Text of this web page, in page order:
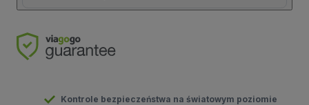
Kontrole bezpieczeństwa na światowym poziomie